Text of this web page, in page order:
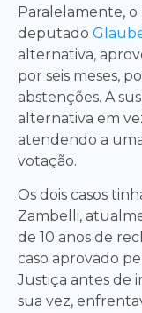
Paralelamente, o
deputado
alternativa,
por seis meses,
abstenções. A
alternativa em
atendendo a
votação.
Os dois casos
Zambelli,
de 10 anos de
caso aprovado
Justiça antes de
sua vez,